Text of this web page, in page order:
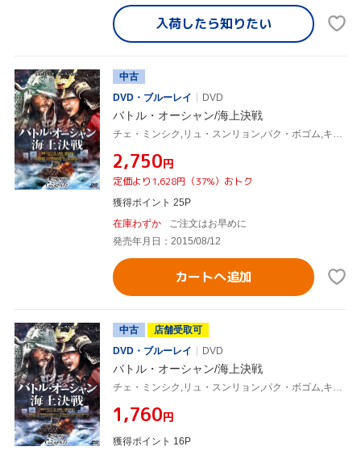
入荷したら知りたい
中古
DVD・ブルーレイ
DVD
バトル・オーシャン/海上決戦
¥2,750円
定価より1,628円（37%）おトク
獲得ポイント 25P
在庫わずか
ご注文はお早めに
発売年月日：2015/08/12
カートへ追加
中古
店舗受取可
DVD・ブルーレイ
DVD
バトル・オーシャン/海上決戦
¥1,760円
獲得ポイント 16P